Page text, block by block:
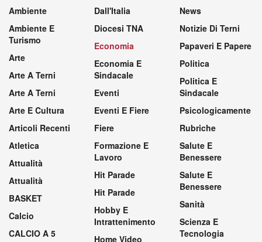
Ambiente
Ambiente E
Turismo
Arte
Arte A Terni
Arte A Terni
Arte E Cultura
Articoli Recenti
Atletica
Attualità
Attualità
BASKET
Calcio
CALCIO A 5
Dall'Italia
Diocesi TNA
Economia
Economia E
Sindacale
Eventi
Eventi E Fiere
Fiere
Formazione E
Lavoro
Hit Parade
Hit Parade
Hobby E
Intrattenimento
Home Video
News
Notizie Di Terni
Papaveri E Papere
Politica
Politica E
Sindacale
Psicologicamente
Rubriche
Salute E
Benessere
Salute E
Benessere
Sanità
Scienza E
Tecnologia